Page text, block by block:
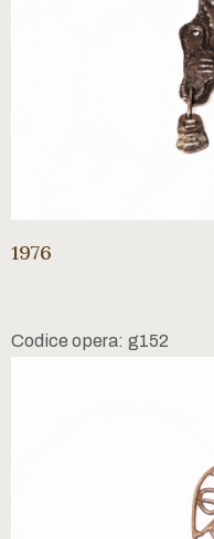
1976
Codice opera: g152